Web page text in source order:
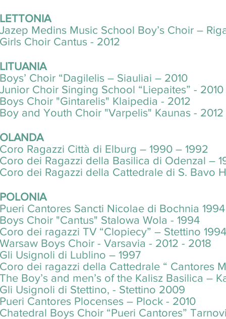
LETTONIA
Jazep Medins Music School Boy’s Choir –
Girls Choir Cantus - 2012
LITUANIA
Boys’ Choir “Dagilelis – Siauliai – 2010
Junior Choir Singing School “Liepaites” - 2010
Boys Choir "Gintarelis" Klaipedia - 2012
Boy and Youth Choir "Varpelis" Kaunas - 2012
OLANDA
Coro Ragazzi Città di Elburg – 1990 – 1992
Coro dei Ragazzi della Basilica di Odenzal –
Coro dei Ragazzi della Cattedrale di S. Bavo
POLONIA
Pueri Cantores Sancti Nicolae di Bochnia
Boys Choir "Cantus" Stalowa Wola - 1994
Coro dei ragazzi TV “Clopiecy” – Stettino 1994
Warsaw Boys Choir - Varsavia - 2012 - 2018
Gli Usignoli di Lublino – 1997
Coro dei ragazzi della Cattedrale “ Cantores
The Boy’s and men’s of the Kalisz Basilica –
Gli Usignoli di Stettino, - Stettino 2009
Pueri Cantores Plocenses – Plock - 2010
Chatedral Boys Choir “Pueri Cantores”